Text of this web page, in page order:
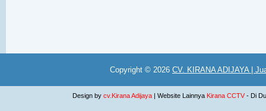
Copyright © 2026 CV. KIRANA ADIJAYA |
Design by cv.Kirana Adijaya| Website Lainnya Kirana CCTV- Di